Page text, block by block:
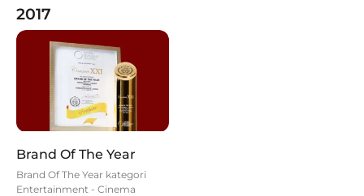
2017
Brand Of The Year
Brand Of The Year kategori
Entertainment - Cinema